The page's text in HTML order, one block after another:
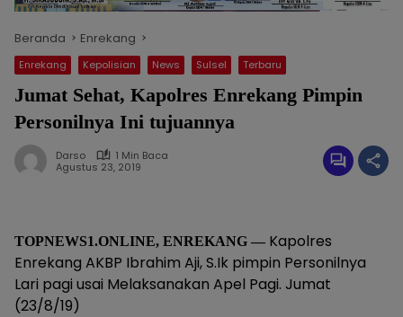
Beranda Enrekang
Enrekang Kepolisian News Sulsel Terbaru
Jumat Sehat, Kapolres Enrekang Pimpin
Personilnya Ini tujuannya
Darso
1 Min Baca
Agustus 23, 2019
TOPNEWS1.ONLINE, ENREKANG — Kapolres
Enrekang AKBP Ibrahim Aji, S.Ik pimpin Personilnya
Lari pagi usai Melaksanakan Apel Pagi. Jumat
(23/8/19)